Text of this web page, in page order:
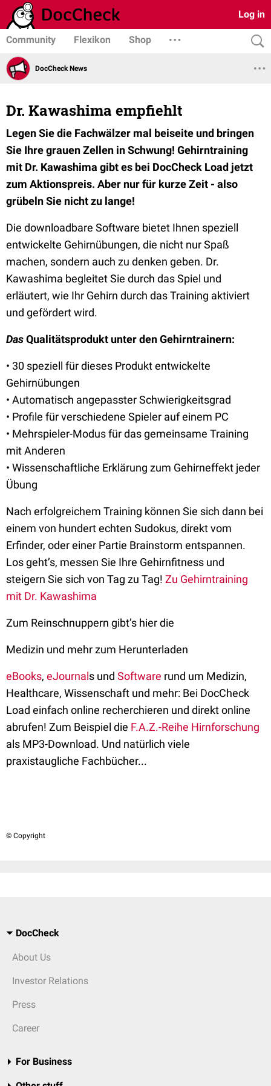
Log in
Community Flexikon Shop
DocCheck News
Dr. Kawashima empfiehlt
Legen Sie die Fachwälzer mal beiseite und bringen
Sie Ihre grauen Zellen in Schwung! Gehirntraining
mit Dr. Kawashima gibt es bei DocCheck Load jetzt
zum Aktionspreis. Aber nur für kurze Zeit - also
grübeln Sie nicht zu lange!
Die downloadbare Software bietet Ihnen speziell
entwickelte Gehirnübungen, die nicht nur Spaß
machen, sondern auch zu denken geben. Dr.
Kawashima begleitet Sie durch das Spiel und
erläutert, wie Ihr Gehirn durch das Training aktiviert
und gefördert wird.
DasQualitätsprodukt unter den Gehirntrainern:
• 30 speziell für dieses Produkt entwickelte
Gehirnübungen
• Automatisch angepasster Schwierigkeitsgrad
• Profile für verschiedene Spieler auf einem PC
• Mehrspieler-Modus für das gemeinsame Training
mit Anderen
• Wissenschaftliche Erklärung zum Gehirneffekt jeder
Übung
Nach erfolgreichem Training können Sie sich dann bei
einem von hundert echten Sudokus, direkt vom
Erfinder, oder einer Partie Brainstorm entspannen.
Los geht’s, messen Sie Ihre Gehirnfitness und
steigern Sie sich von Tag zu Tag! Zu Gehirntraining
mit Dr. Kawashima
Zum Reinschnuppern gibt’s hier die
Medizin und mehr zum Herunterladen
eBooks, eJournals und Software rund um Medizin,
Healthcare, Wissenschaft und mehr: Bei DocCheck
Load einfach online recherchieren und direkt online
abrufen! Zum Beispiel die F.A.Z.-Reihe Hirnforschung
als MP3-Download. Und natürlich viele
praxistaugliche Fachbücher...
© Copyright
DocCheck
About Us
Investor Relations
Press
Career
For Business